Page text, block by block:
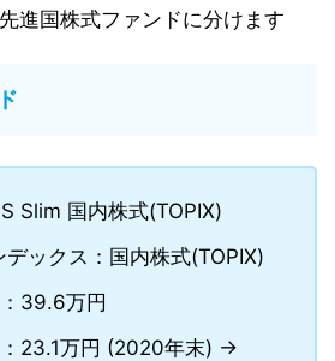
進国株式ファンドに分けます
Slim 国内株式(TOPIX)
ックス：国内株式(TOPIX)
39.6万円
23.1万円 (2020年末) →